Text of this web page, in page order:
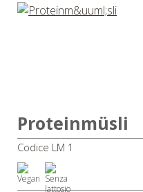
Proteinmüsli
Codice LM 1